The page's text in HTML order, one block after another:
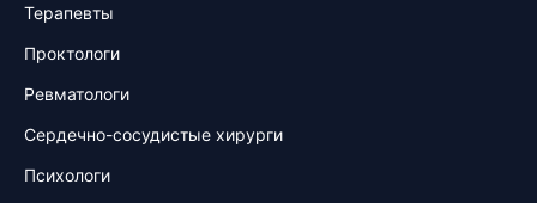
Терапевты
Проктологи
Ревматологи
Сердечно-сосудистые хирурги
Психологи